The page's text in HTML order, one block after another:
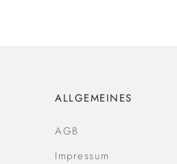
ALLGEMEINES
AGB
Impressum